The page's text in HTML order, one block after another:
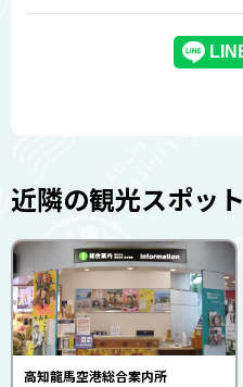
近隣の観光スポット
高知龍馬空港総合案内所